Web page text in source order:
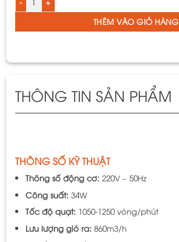
THÊM VÀO GIỎ HÀNG
THÔNG TIN SẢN PHẨM
THÔNG SỐ KỸ THUẬT
Thông số động cơ: 220V – 50Hz
Công suất: 34W
Tốc độ quạt: 1050-1250 vòng/phút
Lưu lượng gió ra: 860m3/h